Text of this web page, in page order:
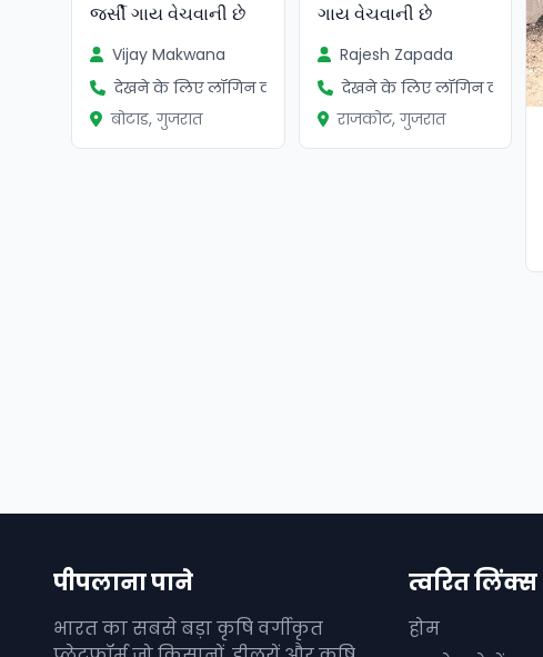
જર્સી ગાય વેચવાની છે
Vijay Makwana
देखने के लिए लॉगिन करें
बोटाड, गुजरात
ગાય વેચવાની છે
Rajesh Zapada
देखने के लिए लॉगिन करें
राजकोट, गुजरात
पीपलाना पाने
भारत का सबसे बड़ा कृषि वर्गीकृत
त्वरित लिंक्स
होम